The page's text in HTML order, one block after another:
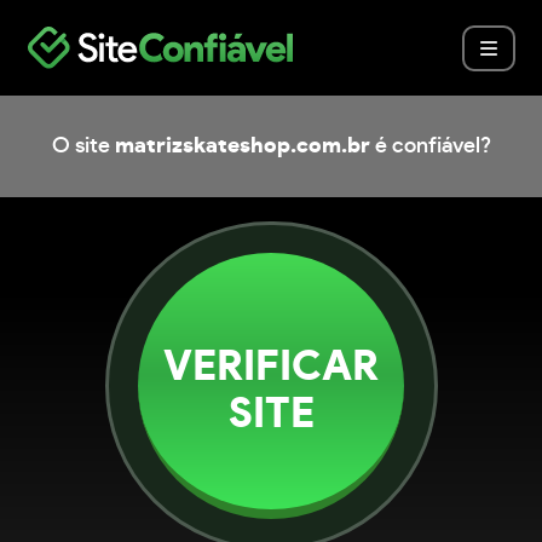
O site matrizskateshop.com.bré confiável?
VERIFICAR
SITE